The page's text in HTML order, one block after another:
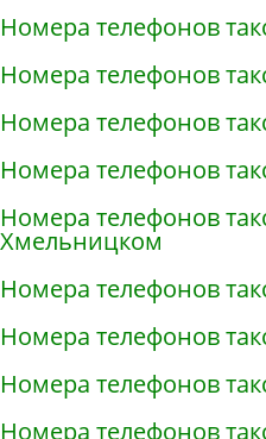
Номера телефонов
Номера телефонов
Номера телефонов
Номера телефонов
Номера телефонов
Хмельницком
Номера телефонов
Номера телефонов
Номера телефонов
Номера телефонов